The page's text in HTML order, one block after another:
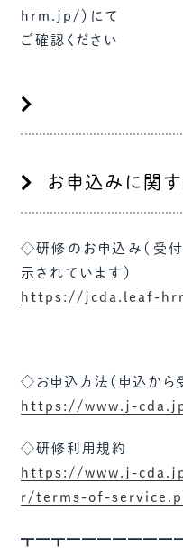
hrm.jp/）にて
ご確認ください
お申込みに関
◇研修のお申込み（受付
示されています）
https://jcda.leaf-
◇お申込方法（申込から
https://www.j-
◇研修利用規約
https://www.j-
r/terms-of-